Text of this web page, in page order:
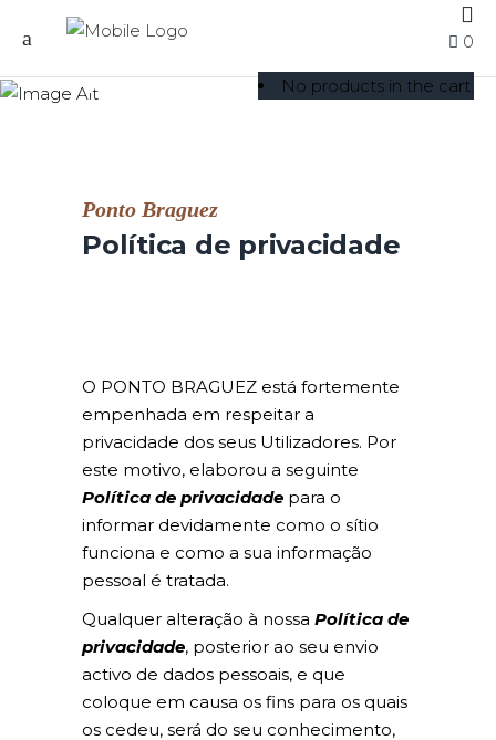
0
No products in the cart.
Política de privacidade
Ponto Braguez
Política de privacidade
O PONTO BRAGUEZ está fortemente
empenhada em respeitar a
privacidade dos seus Utilizadores. Por
este motivo, elaborou a seguinte
Política de privacidade para o
informar devidamente como o sítio
funciona e como a sua informação
pessoal é tratada.
Qualquer alteração à nossa Política de
privacidade, posterior ao seu envio
activo de dados pessoais, e que
coloque em causa os fins para os quais
os cedeu, será do seu conhecimento,